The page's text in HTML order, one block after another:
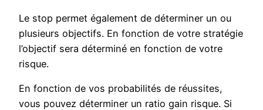
Le stop permet également de déterminer un ou
plusieurs objectifs. En fonction de votre stratégie
l’objectif sera déterminé en fonction de votre
risque.
En fonction de vos probabilités de réussites,
vous pouvez déterminer un ratio gain risque. Si